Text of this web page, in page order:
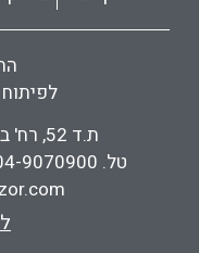
ת.ד 52, רח' בן גוריון 11, חצור הגלילית